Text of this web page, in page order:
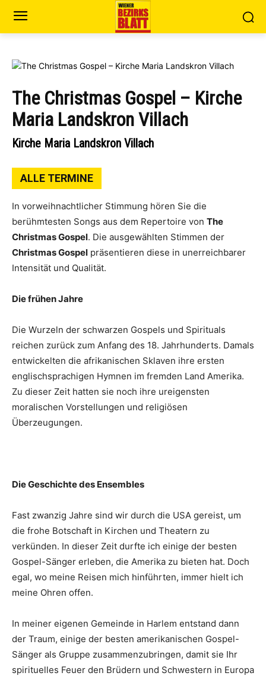
The Christmas Gospel – Kirche
Maria Landskron Villach
Kirche Maria Landskron Villach
ALLE TERMINE
In vorweihnachtlicher Stimmung hören Sie die
berühmtesten Songs aus dem Repertoire von The
Christmas Gospel. Die ausgewählten Stimmen der
Christmas Gospel präsentieren diese in unerreichbarer
Intensität und Qualität.
Die frühen Jahre
Die Wurzeln der schwarzen Gospels und Spirituals
reichen zurück zum Anfang des 18. Jahrhunderts. Damals
entwickelten die afrikanischen Sklaven ihre ersten
englischsprachigen Hymnen im fremden Land Amerika.
Zu dieser Zeit hatten sie noch ihre ureigensten
moralischen Vorstellungen und religiösen
Überzeugungen.
Die Geschichte des Ensembles
Fast zwanzig Jahre sind wir durch die USA gereist, um
die frohe Botschaft in Kirchen und Theatern zu
verkünden. In dieser Zeit durfte ich einige der besten
Gospel-Sänger erleben, die Amerika zu bieten hat. Doch
egal, wo meine Reisen mich hinführten, immer hielt ich
meine Ohren offen.
In meiner eigenen Gemeinde in Harlem entstand dann
der Traum, einige der besten amerikanischen Gospel-
Sänger als Gruppe zusammenzubringen, damit sie Ihr
spirituelles Feuer den Brüdern und Schwestern in Europa